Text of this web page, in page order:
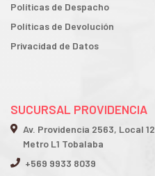
Políticas de Despacho
Políticas de Devolución
Privacidad de Datos
SUCURSAL PROVIDENCIA
Av. Providencia 2563, Local 12
Metro L1 Tobalaba
+569 9933 8039